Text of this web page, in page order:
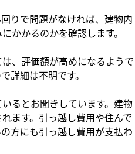
りで問題がなければ、建物内
かかるのかを確認します。
、評価額が高めになるようで
詳細は不明です。
るとお聞きしています。建物
ます。引っ越し費用や住んで
方にも引っ越し費用が支払わ